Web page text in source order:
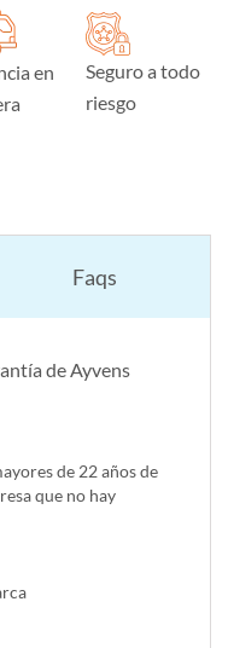
en
Seguro a todo
riesgo
Faqs
de Ayvens
de 22 años de
que no hay